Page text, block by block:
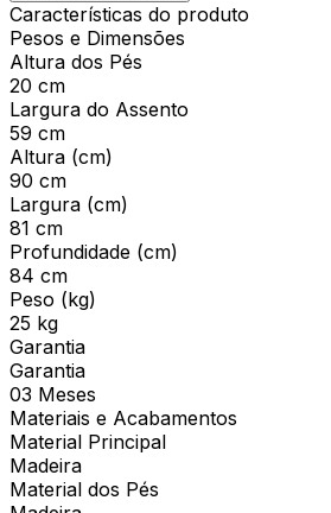
Características do produto
Pesos e Dimensões
Altura dos Pés
20 cm
Largura do Assento
59 cm
Altura (cm)
90 cm
Largura (cm)
81 cm
Profundidade (cm)
84 cm
Peso (kg)
25 kg
Garantia
Garantia
03 Meses
Materiais e Acabamentos
Material Principal
Madeira
Material dos Pés